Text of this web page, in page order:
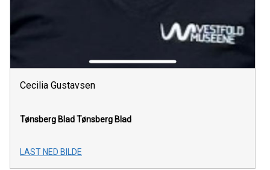
Cecilia Gustavsen
Tønsberg BladTønsberg Blad
LAST NED BILDE